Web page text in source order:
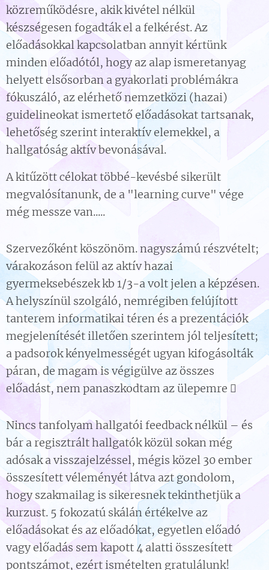
közreműködésre, akik kivétel nélkül
készségesen fogadták el a felkérést. Az
előadásokkal kapcsolatban annyit kértünk
minden előadótól, hogy az alap ismeretanyag
helyett elsősorban a gyakorlati problémákra
fókuszáló, az elérhető nemzetközi (hazai)
guidelineokat ismertető előadásokat tartsanak,
lehetőség szerint interaktív elemekkel, a
hallgatóság aktív bevonásával.
A kitűzött célokat többé-kevésbé sikerült
megvalósítanunk, de a "learning curve" vége
még messze van.....
Szervezőként köszönöm. nagyszámú részvételt;
várakozáson felül az aktív hazai
gyermeksebészek kb 1/3-a volt jelen a képzésen.
A helyszínül szolgáló, nemrégiben felújított
tanterem informatikai téren és a prezentációk
megjelenítését illetően szerintem jól teljesített;
a padsorok kényelmességét ugyan kifogásolták
páran, de magam is végigülve az összes
előadást, nem panaszkodtam az ülepemre 
Nincs tanfolyam hallgatói feedback nélkül – és
bár a regisztrált hallgatók közül sokan még
adósak a visszajelzéssel, mégis közel 30 ember
összesített véleményét látva azt gondolom,
hogy szakmailag is sikeresnek tekinthetjük a
kurzust. 5 fokozatú skálán értékelve az
előadásokat és az előadókat, egyetlen előadó
vagy előadás sem kapott 4 alatti összesített
pontszámot, ezért ismételten gratulálunk!